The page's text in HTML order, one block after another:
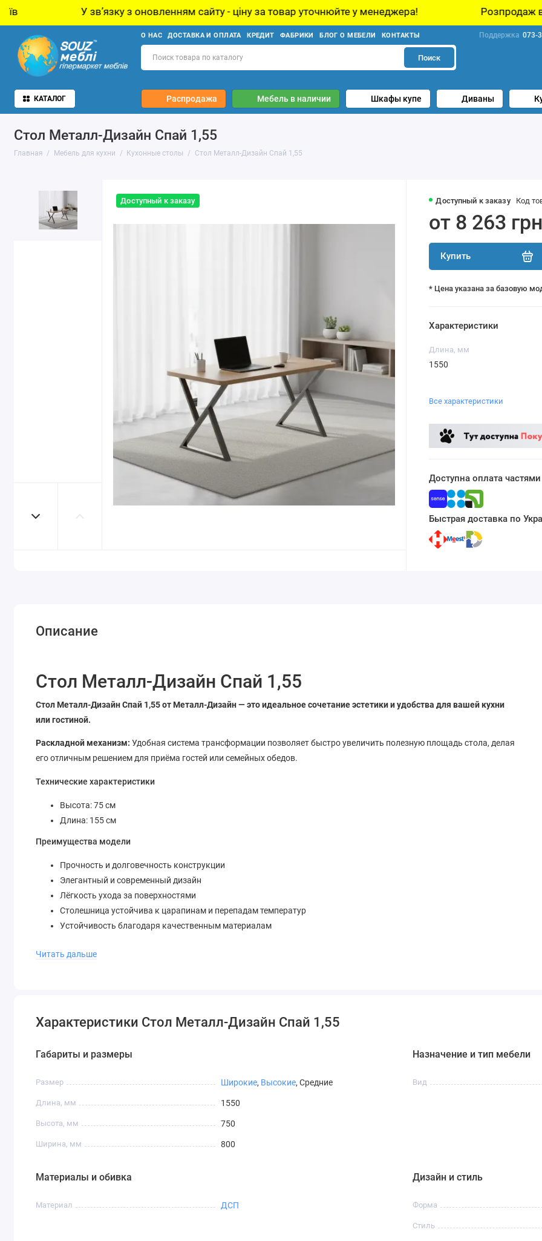
У звʼязку з оновленням сайту - ціну за товар уточнюйте у менеджера! Розпродаж виставкових
О НАС ДОСТАВКА И ОПЛАТА КРЕДИТ ФАБРИКИ БЛОГ О МЕБЕЛИ КОНТАКТЫ Поддержка 073-
Поиск
КАТАЛОГ Распродажа Мебель в наличии Шкафы купе Диваны
Стол Металл-Дизайн Спай 1,55
Главная Мебель для кухни Кухонные столы Стол Металл-Дизайн Спай 1,55
Доступный к заказу Доступный к заказу Код
от 8 263 грн
Купить
* Цена указана за базовую
Характеристики
Длина, мм
1550
Все характеристики
Доступна оплата
Быстрая доставка по
Описание
Стол Металл-Дизайн Спай 1,55
Стол Металл-Дизайн Спай 1,55 от Металл-Дизайн — это идеальное сочетание эстетики и удобства для вашей кухни
или гостиной.
Раскладной механизм: Удобная система трансформации позволяет быстро увеличить полезную площадь стола, делая
его отличным решением для приёма гостей или семейных обедов.
Технические характеристики
Высота: 75 см
Длина: 155 см
Преимущества модели
Прочность и долговечность конструкции
Элегантный и современный дизайн
Лёгкость ухода за поверхностями
Столешница устойчива к царапинам и перепадам температур
Устойчивость благодаря качественным материалам
атмосферу для каждой встречи и трапезы.
Читать дальше
Характеристики Стол Металл-Дизайн Спай 1,55
Габариты и размеры
Размер Широкие, Высокие, Средние
Длина, мм 1550
Высота, мм 750
Ширина, мм 800
Назначение и тип мебели
Вид
Материалы и обивка
Материал ДСП
Дизайн и стиль
Форма
Стиль